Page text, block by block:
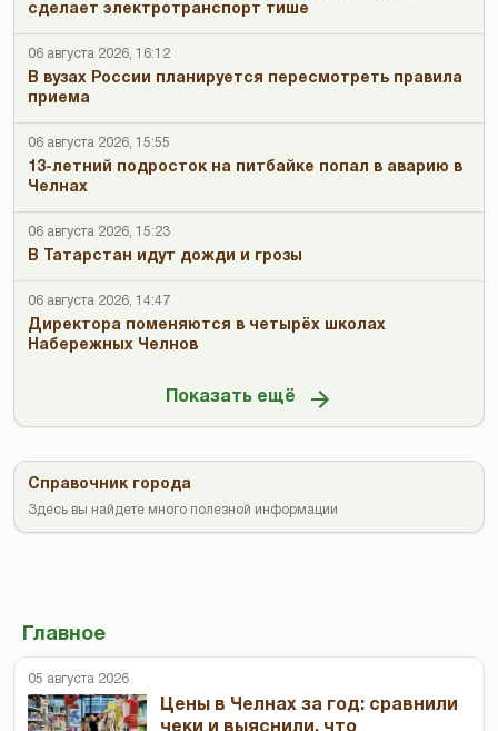
сделает электротранспорт тише
06 августа 2026, 16:12
В вузах России планируется пересмотреть правила
приема
06 августа 2026, 15:55
13-летний подросток на питбайке попал в аварию в
Челнах
06 августа 2026, 15:23
В Татарстан идут дожди и грозы
06 августа 2026, 14:47
Директора поменяются в четырёх школах
Набережных Челнов
Показать ещё
Справочник города
Здесь вы найдете много полезной информации
Главное
05 августа 2026
Цены в Челнах за год: сравнили
чеки и выяснили, что